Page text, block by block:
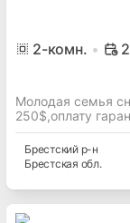
2-комн.
Молодая семья
250$,оплату
Брестскийр-н
Брестская обл.